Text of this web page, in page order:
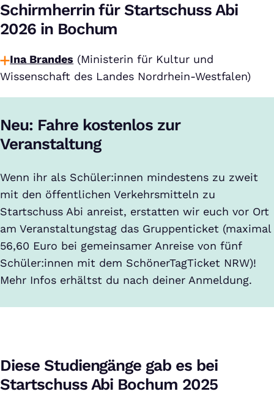
Schirmherrin für Startschuss Abi
2026 in Bochum
Ina Brandes (Ministerin für Kultur und
Wissenschaft des Landes Nordrhein-Westfalen)
Neu: Fahre kostenlos zur
Veranstaltung
Wenn ihr als Schüler:innen mindestens zu zweit
mit den öffentlichen Verkehrsmitteln zu
Startschuss Abi anreist, erstatten wir euch vor Ort
am Veranstaltungstag das Gruppenticket (maximal
56,60 Euro bei gemeinsamer Anreise von fünf
Schüler:innen mit dem SchönerTagTicket NRW)!
Mehr Infos erhältst du nach deiner Anmeldung.
Diese Studiengänge gab es bei
Startschuss Abi Bochum 2025